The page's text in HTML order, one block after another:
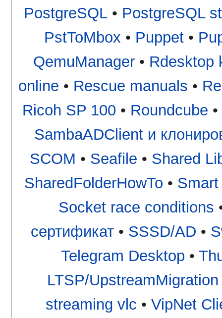
PostgreSQL• PostgreSQL
PstToMbox • Puppet•
QemuManager • Rdesktop
online • Rescue manuals •
Ricoh SP 100 • Roundcube •
SambaADClient и
SCOM • Seafile • Shared
SharedFolderHowTo •
Socket race conditions
сертификат• SSSD/AD •
Telegram Desktop •
LTSP/UpstreamMigration
streaming vlc • VipNet